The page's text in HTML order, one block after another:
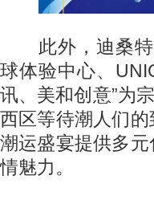
此外，迪桑特
球体验中心、
讯、美和创意”为
西区等待潮人们
潮运盛宴提供多
情魅力。